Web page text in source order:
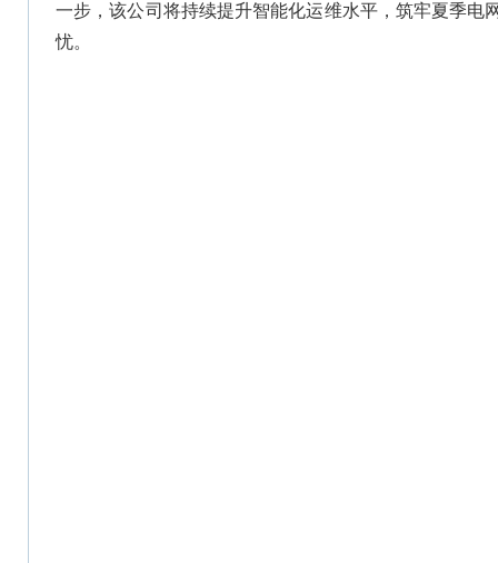
一步，该公司将持续提升智能化运维水平，筑牢夏季电
忧。